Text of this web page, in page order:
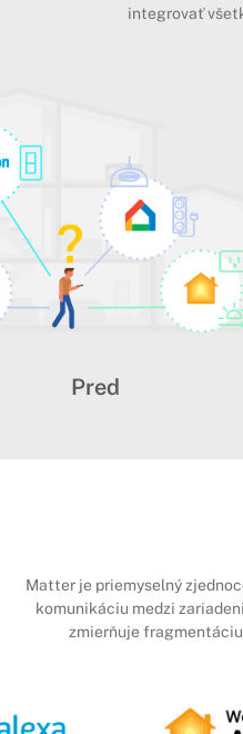
integrovať
Pred
Matter je priemyselný
komunikáciu medzi
zmierňuje